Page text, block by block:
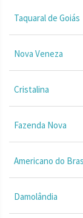
Taquaral de Goiás
Nova Veneza
Cristalina
Fazenda Nova
Americano do
Damolândia